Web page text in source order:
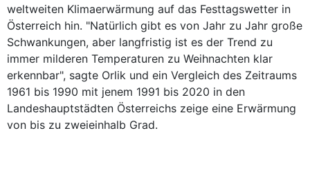
weltweiten Klimaerwärmung auf das Festtagswetter in
Österreich hin. "Natürlich gibt es von Jahr zu Jahr große
Schwankungen, aber langfristig ist es der Trend zu
immer milderen Temperaturen zu Weihnachten klar
erkennbar", sagte Orlik und ein Vergleich des Zeitraums
1961 bis 1990 mit jenem 1991 bis 2020 in den
Landeshauptstädten Österreichs zeige eine Erwärmung
von bis zu zweieinhalb Grad.